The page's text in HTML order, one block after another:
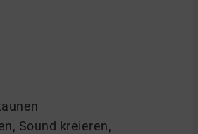
Sound kreieren,